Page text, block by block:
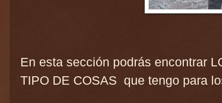
En esta sección podrás encontrar
TIPO DE COSAS que tengo para